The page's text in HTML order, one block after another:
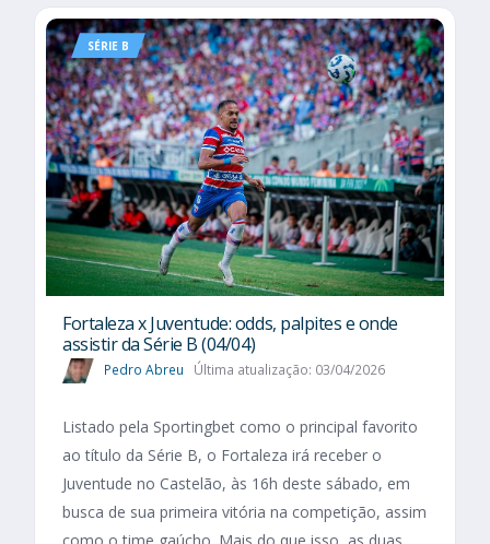
SÉRIE B
Fortaleza x Juventude: odds, palpites e onde
assistir da Série B (04/04)
Pedro Abreu Última atualização: 03/04/2026
Listado pela Sportingbet como o principal favorito
ao título da Série B, o Fortaleza irá receber o
Juventude no Castelão, às 16h deste sábado, em
busca de sua primeira vitória na competição, assim